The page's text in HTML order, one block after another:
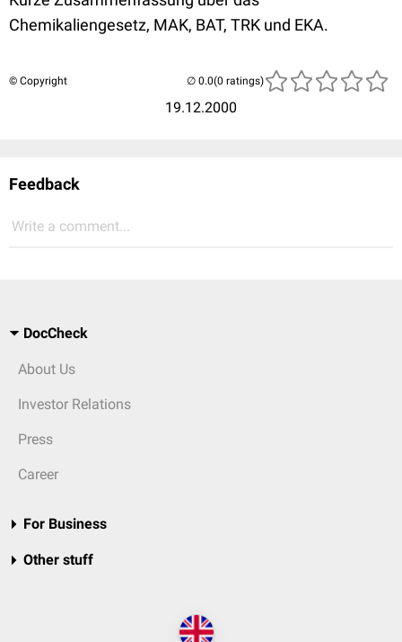
Chemikaliengesetz, MAK, BAT, TRK und EKA.
© Copyright
19.12.2000
(0 ratings)
Feedback
Write a comment...
DocCheck
About Us
Investor Relations
Press
Career
For Business
Other stuff